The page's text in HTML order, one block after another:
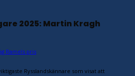
2025: Martin Kragh
Ramels pris
Rysslandskännare som visat att